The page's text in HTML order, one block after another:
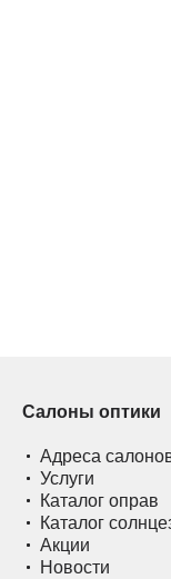
Салоны оптики
Адреса
Услуги
Каталог оправ
Каталог
Акции
Новости